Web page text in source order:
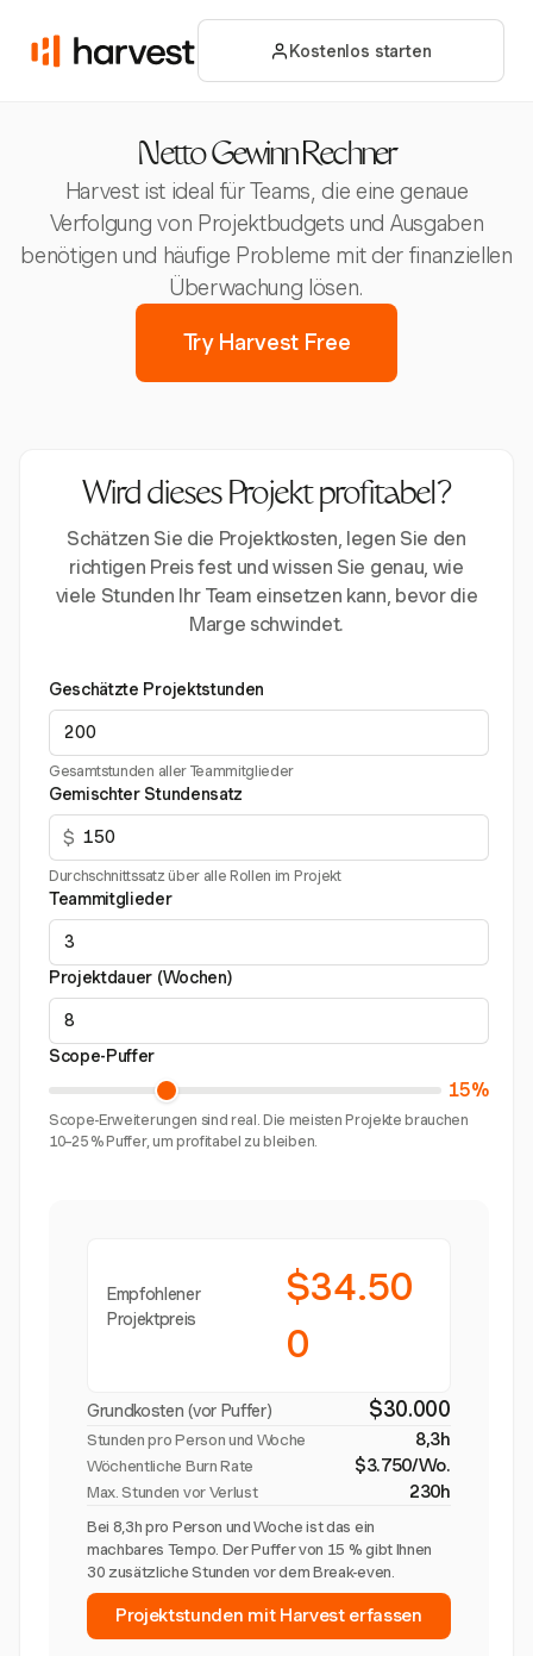
Kostenlos starten
Netto Gewinn Rechner
Harvest ist ideal für Teams, die eine genaue
Verfolgung von Projektbudgets und Ausgaben
benötigen und häufige Probleme mit der finanziellen
Überwachung lösen.
Try Harvest Free
Wird dieses Projekt profitabel?
Schätzen Sie die Projektkosten, legen Sie den
richtigen Preis fest und wissen Sie genau, wie
viele Stunden Ihr Team einsetzen kann, bevor die
Marge schwindet.
Geschätzte Projektstunden
Gesamtstunden aller Teammitglieder
Gemischter Stundensatz
$
Durchschnittssatz über alle Rollen im Projekt
Teammitglieder
Projektdauer (Wochen)
Scope-Puffer
15%
Scope-Erweiterungen sind real. Die meisten Projekte brauchen
10–25 % Puffer, um profitabel zu bleiben.
Empfohlener
Projektpreis
$34.50
0
Grundkosten (vor Puffer) $30.000
Stunden pro Person und Woche 8,3h
Wöchentliche Burn Rate $3.750/Wo.
Max. Stunden vor Verlust 230h
Bei 8,3h pro Person und Woche ist das ein
machbares Tempo. Der Puffer von 15 % gibt Ihnen
30 zusätzliche Stunden vor dem Break-even.
Projektstunden mit Harvest erfassen